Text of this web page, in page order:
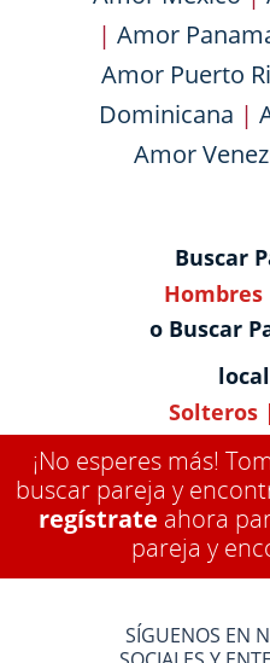
| Amor
Amor Puerto
Dominicana |
Amor
Buscar
Hombres
o Buscar
Solteros |
¡No esperes más!
buscar pareja y
regístrate ahora
pareja y
SÍGUENOS EN